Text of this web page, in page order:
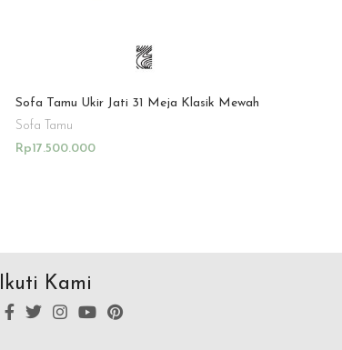
Sofa Tamu Ukir Jati 31 Meja Klasik Mewah
Sofa Tamu
Rp17.500.000
Ikuti Kami